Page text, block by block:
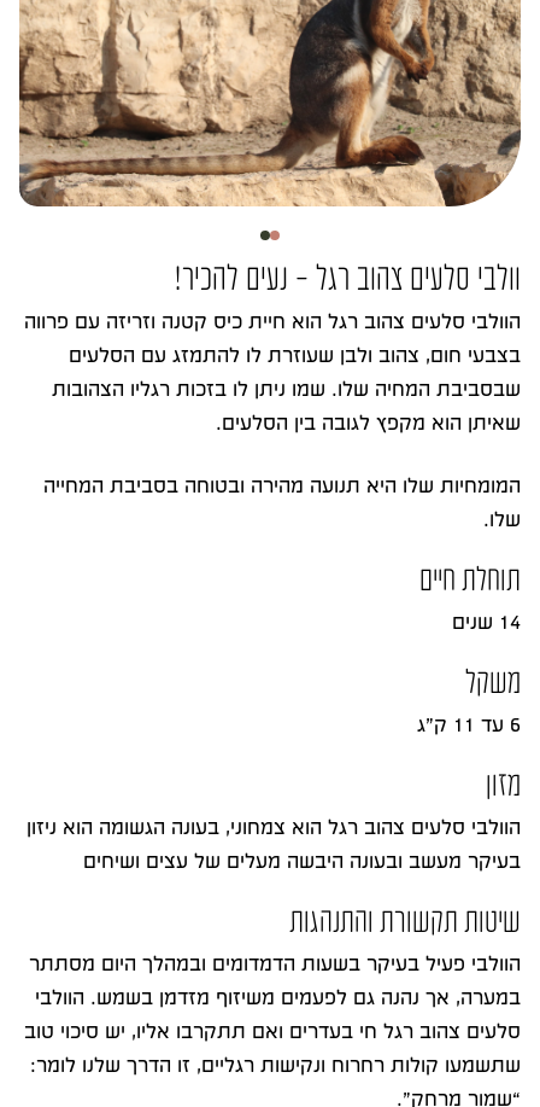
וולבי סלעים צהוב רגל – נעים להכיר!
הוולבי סלעים צהוב רגל הוא חיית כיס קטנה וזריזה עם פרווה
בצבעי חום, צהוב ולבן שעוזרת לו להתמזג עם הסלעים
שבסביבת המחיה שלו. שמו ניתן לו בזכות רגליו הצהובות
שאיתן הוא מקפץ לגובה בין הסלעים.
המומחיות שלו היא תנועה מהירה ובטוחה בסביבת המחייה
שלו.
תוחלת חיים
14 שנים
משקל
6 עד 11 ק”ג
מזון
הוולבי סלעים צהוב רגל הוא צמחוני, בעונה הגשומה הוא ניזון
בעיקר מעשב ובעונה היבשה מעלים של עצים ושיחים
שיטות תקשורת והתנהגות
הוולבי פעיל בעיקר בשעות הדמדומים ובמהלך היום מסתתר
במערה, אך נהנה גם לפעמים משיזוף מזדמן בשמש. הוולבי
סלעים צהוב רגל חי בעדרים ואם תתקרבו אליו, יש סיכוי טוב
שתשמעו קולות רחרוח ונקישות רגליים, זו הדרך שלנו לומר:
“שמור מרחק”.